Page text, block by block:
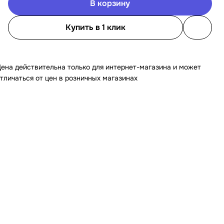
В корзину
Купить в 1 клик
действительна только для интернет-магазина и может
от цен в розничных магазинах